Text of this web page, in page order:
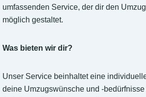
umfassenden Service, der dir den
möglich gestaltet.
Was bieten wir dir?
Unser Service beinhaltet eine
deine Umzugswünsche und -